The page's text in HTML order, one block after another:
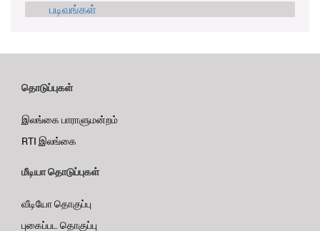
படிவங்கள்
தொடுப்புகள்
இலங்கை பாராளுமன்றம்
RTI இலங்கை
மீடியா தொடுப்புகள்
வீடியோ தொகுப்பு
புகைப்பட தொகுப்பு